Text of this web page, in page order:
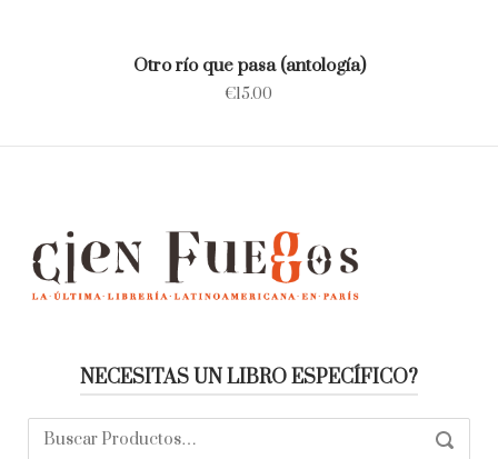
Otro río que pasa (antología)
€15.00
NECESITAS UN LIBRO ESPECÍFICO?
Buscar: